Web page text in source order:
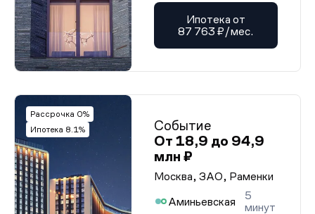
Ипотека от
87 763 ₽/мес.
Рассрочка 0%
Ипотека 8.1%
Событие
От 18,9 до 94,9
млн ₽
Москва, ЗАО, Раменки
Аминьевская
5
минут